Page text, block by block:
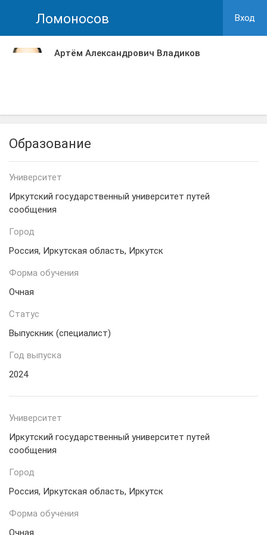
Ломоносов Вход
Артём Александрович Владиков
Образование
Университет
Иркутский государственный университет путей
сообщения
Город
Россия, Иркутская область, Иркутск
Форма обучения
Очная
Статус
Выпускник (специалист)
Год выпуска
2024
Университет
Иркутский государственный университет путей
сообщения
Город
Россия, Иркутская область, Иркутск
Форма обучения
Очная